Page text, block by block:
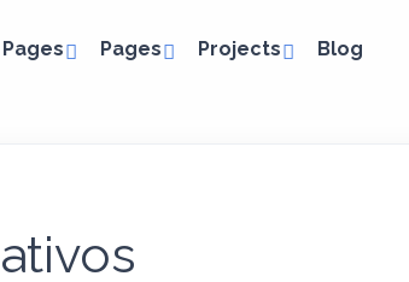
Pages Pages Projects Blog